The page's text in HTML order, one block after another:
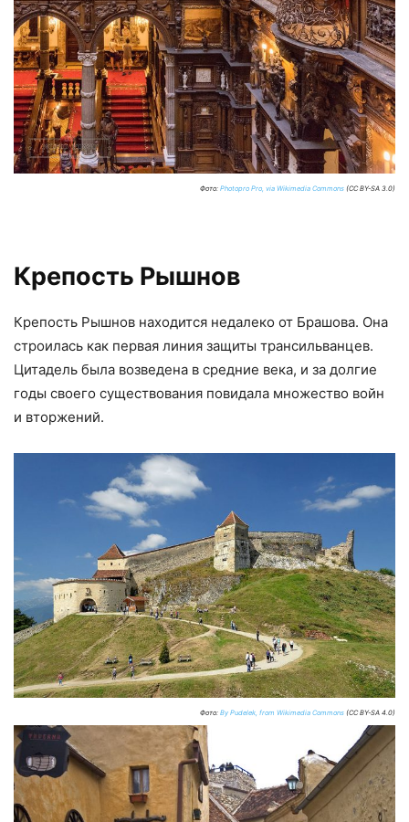
Фото: Photopro Pro, via Wikimedia Commons (CC BY-SA 3.0)
Крепость Рышнов
Крепость Рышнов находится недалеко от Брашова. Она
строилась как первая линия защиты трансильванцев.
Цитадель была возведена в средние века, и за долгие
годы своего существования повидала множество войн
и вторжений.
Фото: By Pudelek, from Wikimedia Commons (CC BY-SA 4.0)